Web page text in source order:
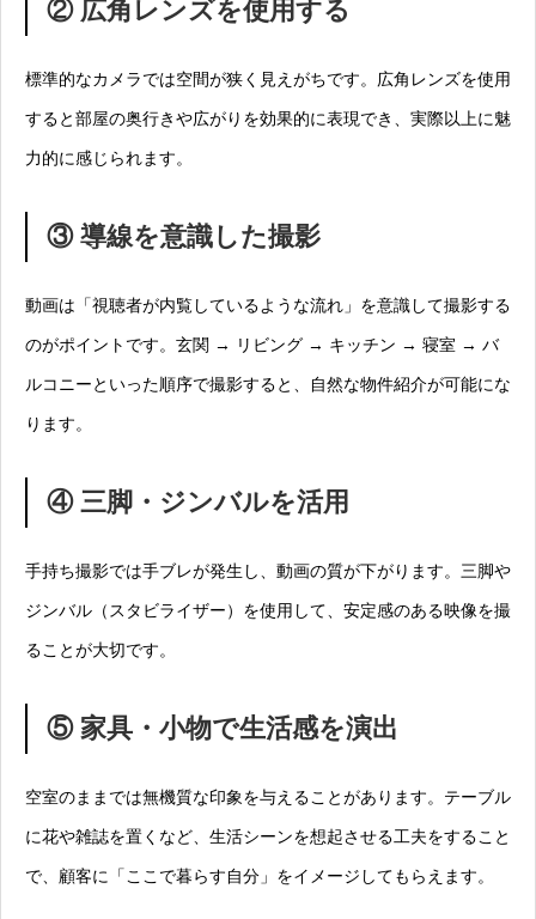
② 広角レンズを使用する
標準的なカメラでは空間が狭く見えがちです。広角レンズを使用
すると部屋の奥行きや広がりを効果的に表現でき、実際以上に魅
力的に感じられます。
③ 導線を意識した撮影
動画は「視聴者が内覧しているような流れ」を意識して撮影する
のがポイントです。玄関 → リビング → キッチン → 寝室 → バ
ルコニーといった順序で撮影すると、自然な物件紹介が可能にな
ります。
④ 三脚・ジンバルを活用
手持ち撮影では手ブレが発生し、動画の質が下がります。三脚や
ジンバル（スタビライザー）を使用して、安定感のある映像を撮
ることが大切です。
⑤ 家具・小物で生活感を演出
空室のままでは無機質な印象を与えることがあります。テーブル
に花や雑誌を置くなど、生活シーンを想起させる工夫をすること
で、顧客に「ここで暮らす自分」をイメージしてもらえます。